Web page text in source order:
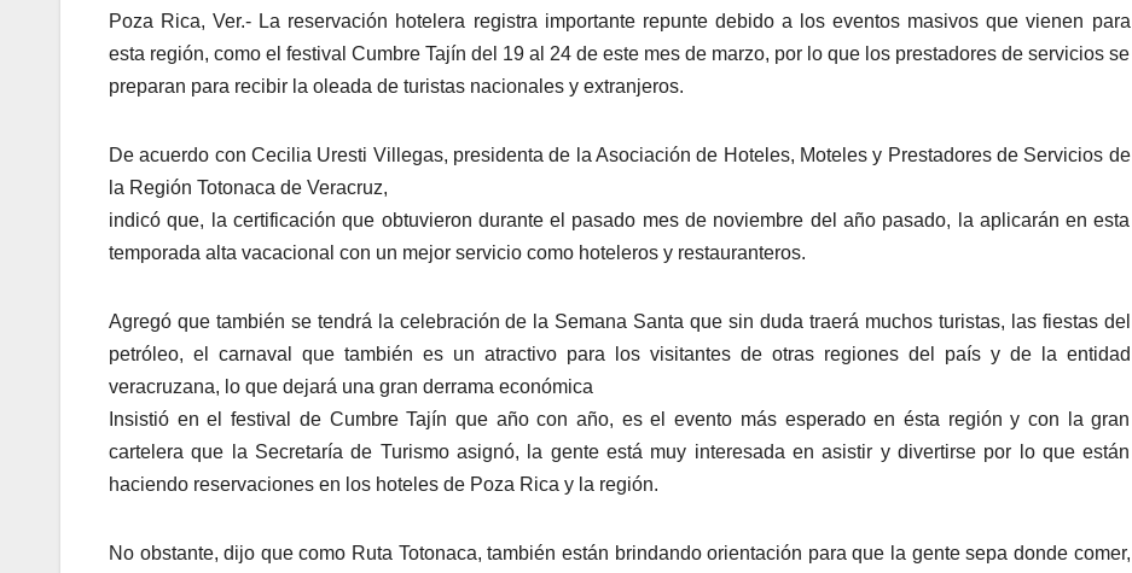
Poza Rica, Ver.- La reservación hotelera registra importante repunte debido a los eventos masivos que vienen para
esta región, como el festival Cumbre Tajín del 19 al 24 de este mes de marzo, por lo que los prestadores de servicios se
preparan para recibir la oleada de turistas nacionales y extranjeros.
De acuerdo con Cecilia Uresti Villegas, presidenta de la Asociación de Hoteles, Moteles y Prestadores de Servicios de
la Región Totonaca de Veracruz,
indicó que, la certificación que obtuvieron durante el pasado mes de noviembre del año pasado, la aplicarán en esta
temporada alta vacacional con un mejor servicio como hoteleros y restauranteros.
Agregó que también se tendrá la celebración de la Semana Santa que sin duda traerá muchos turistas, las fiestas del
petróleo, el carnaval que también es un atractivo para los visitantes de otras regiones del país y de la entidad
veracruzana, lo que dejará una gran derrama económica
Insistió en el festival de Cumbre Tajín que año con año, es el evento más esperado en ésta región y con la gran
cartelera que la Secretaría de Turismo asignó, la gente está muy interesada en asistir y divertirse por lo que están
haciendo reservaciones en los hoteles de Poza Rica y la región.
No obstante, dijo que como Ruta Totonaca, también están brindando orientación para que la gente sepa donde comer,